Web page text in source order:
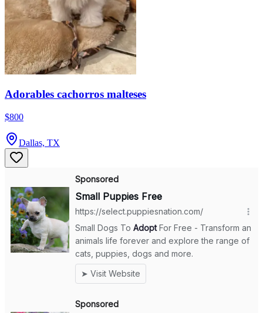
Adorables cachorros malteses
$800
Dallas, TX